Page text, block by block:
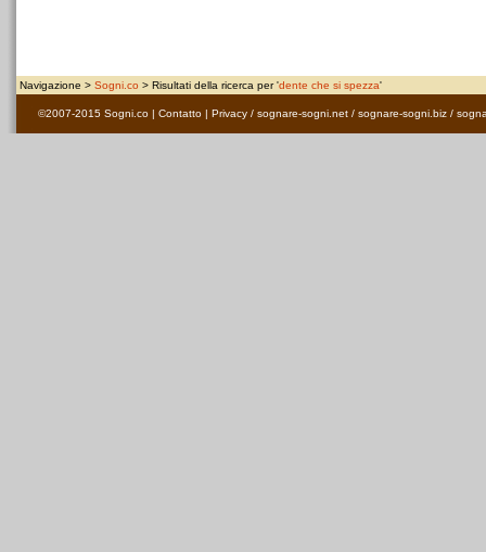
Navigazione > Sogni.co > Risultati della ricerca per 'dente che si spezza'
©2007-2015 Sogni.co | Contatto | Privacy / sognare-sogni.net / sognare-sogni.biz /